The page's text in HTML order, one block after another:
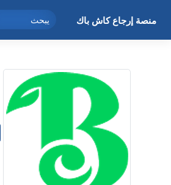
منصة إرجاع كاش باك